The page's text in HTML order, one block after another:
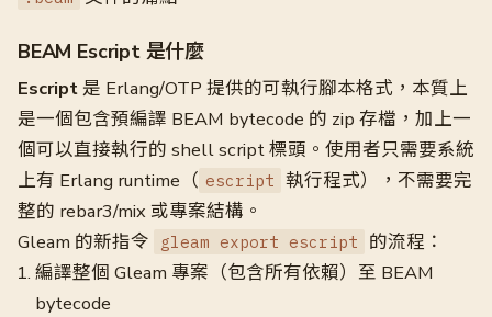
BEAM Escript 是什麼
Escript是 Erlang/OTP 提供的可執行腳本格式，本質上
是一個包含預編譯 BEAM bytecode 的 zip 存檔，加上一
個可以直接執行的 shell script 標頭。使用者只需要系統
上有 Erlang runtime（ escript 執行程式），不需要完
整的 rebar3/mix 或專案結構。
Gleam 的新指令
gleam export escript
的流程：
編譯整個 Gleam 專案（包含所有依賴）至 BEAM
bytecode